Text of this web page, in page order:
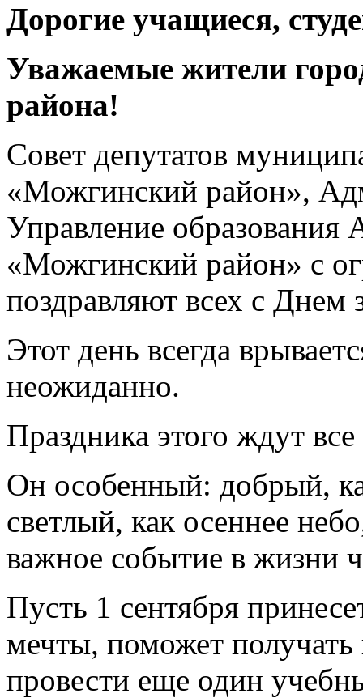
Дорогие учащиеся,
Уважаемые жители
района!
Совет депутатов
«Можгинский район»,
Управление
«Можгинский район» с
поздравляют всех с Днем
Этот день всегда
неожиданно.
Праздника этого ждут все
Он особенный: добрый,
светлый, как осеннее
важное событие в жизни
Пусть 1 сентября
мечты, поможет
провести еще один